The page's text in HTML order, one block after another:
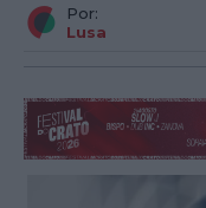
Por:
Lusa